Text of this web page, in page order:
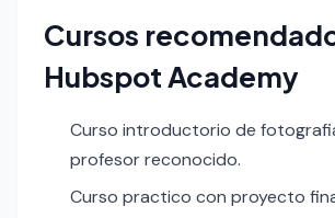
Cursos
Hubspot Academy
Curso introductorio de
profesor reconocido.
Curso practico con proyecto